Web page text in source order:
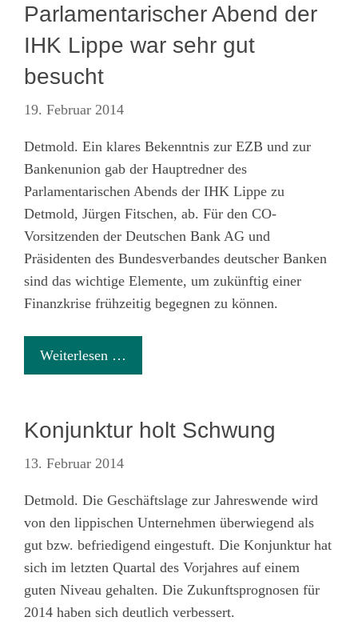
Parlamentarischer Abend der
IHK Lippe war sehr gut
besucht
19. Februar 2014
Detmold. Ein klares Bekenntnis zur EZB und zur
Bankenunion gab der Hauptredner des
Parlamentarischen Abends der IHK Lippe zu
Detmold, Jürgen Fitschen, ab. Für den CO-
Vorsitzenden der Deutschen Bank AG und
Präsidenten des Bundesverbandes deutscher Banken
sind das wichtige Elemente, um zukünftig einer
Finanzkrise frühzeitig begegnen zu können.
Weiterlesen …
Konjunktur holt Schwung
13. Februar 2014
Detmold. Die Geschäftslage zur Jahreswende wird
von den lippischen Unternehmen überwiegend als
gut bzw. befriedigend eingestuft. Die Konjunktur hat
sich im letzten Quartal des Vorjahres auf einem
guten Niveau gehalten. Die Zukunftsprognosen für
2014 haben sich deutlich verbessert.